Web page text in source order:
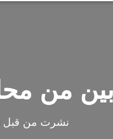
من
نشرت من قبل